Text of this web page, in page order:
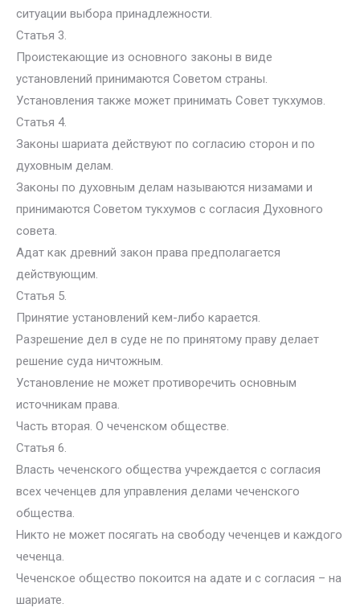
ситуации выбора принадлежности.
Статья 3.
Проистекающие из основного законы в виде
установлений принимаются Советом страны.
Установления также может принимать Совет тукхумов.
Статья 4.
Законы шариата действуют по согласию сторон и по
духовным делам.
Законы по духовным делам называются низамами и
принимаются Советом тукхумов с согласия Духовного
совета.
Адат как древний закон права предполагается
действующим.
Статья 5.
Принятие установлений кем-либо карается.
Разрешение дел в суде не по принятому праву делает
решение суда ничтожным.
Установление не может противоречить основным
источникам права.
Часть вторая. О чеченском обществе.
Статья 6.
Власть чеченского общества учреждается с согласия
всех чеченцев для управления делами чеченского
общества.
Никто не может посягать на свободу чеченцев и каждого
чеченца.
Чеченское общество покоится на адате и с согласия – на
шариате.